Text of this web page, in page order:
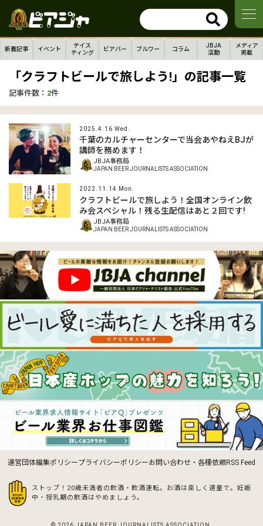
新着記事 イベント
テイス
ティング
ビアバー ブルワー コラム
JBJA
活動
メディア
掲載
「クラフトビールで旅しよう!」の記事一覧
記事件数： 2件
2025.4.16 Wed.
千葉のカルチャーセンターで当会あやねえBJが
講師を務めます！
JBJA事務局
JAPAN BEER JOURNALISTS ASSOCIATION
2022.11.14 Mon.
クラフトビールで旅しよう！全国オンライン飲
み会スペシャル！残る生配信はあと２回です!
JBJA事務局
JAPAN BEER JOURNALISTS ASSOCIATION
運営団体編集ポリシープライバシーポリシーお問い合わせ・各種依頼RSS Feed
ストップ！20歳未満者の飲酒・飲酒運転。お酒は楽しく適量で。 妊娠
中・授乳期の飲酒はやめましょう。